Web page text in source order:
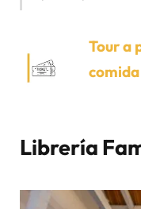
Tour a
Librería